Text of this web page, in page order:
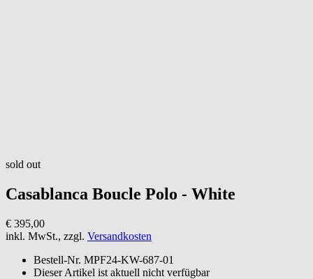
sold out
Casablanca Boucle Polo - White
€ 395,00
inkl. MwSt., zzgl. Versandkosten
Bestell-Nr. MPF24-KW-687-01
Dieser Artikel ist aktuell nicht verfügbar